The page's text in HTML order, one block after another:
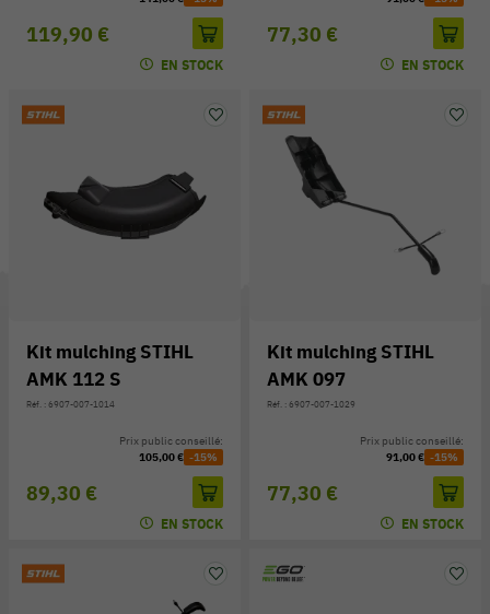
119,90 €
EN STOCK
77,30 €
EN STOCK
Kit mulching STIHL
AMK 112 S
Réf. : 6907-007-1014
89,30 €
Prix public conseillé:
105,00 € -15%
EN STOCK
Kit mulching STIHL
AMK 097
Réf. : 6907-007-1029
77,30 €
Prix public conseillé:
91,00 € -15%
EN STOCK